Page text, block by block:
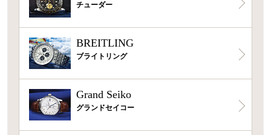
チューダー
BREITLING
ブライトリング
Grand Seiko
グランドセイコー